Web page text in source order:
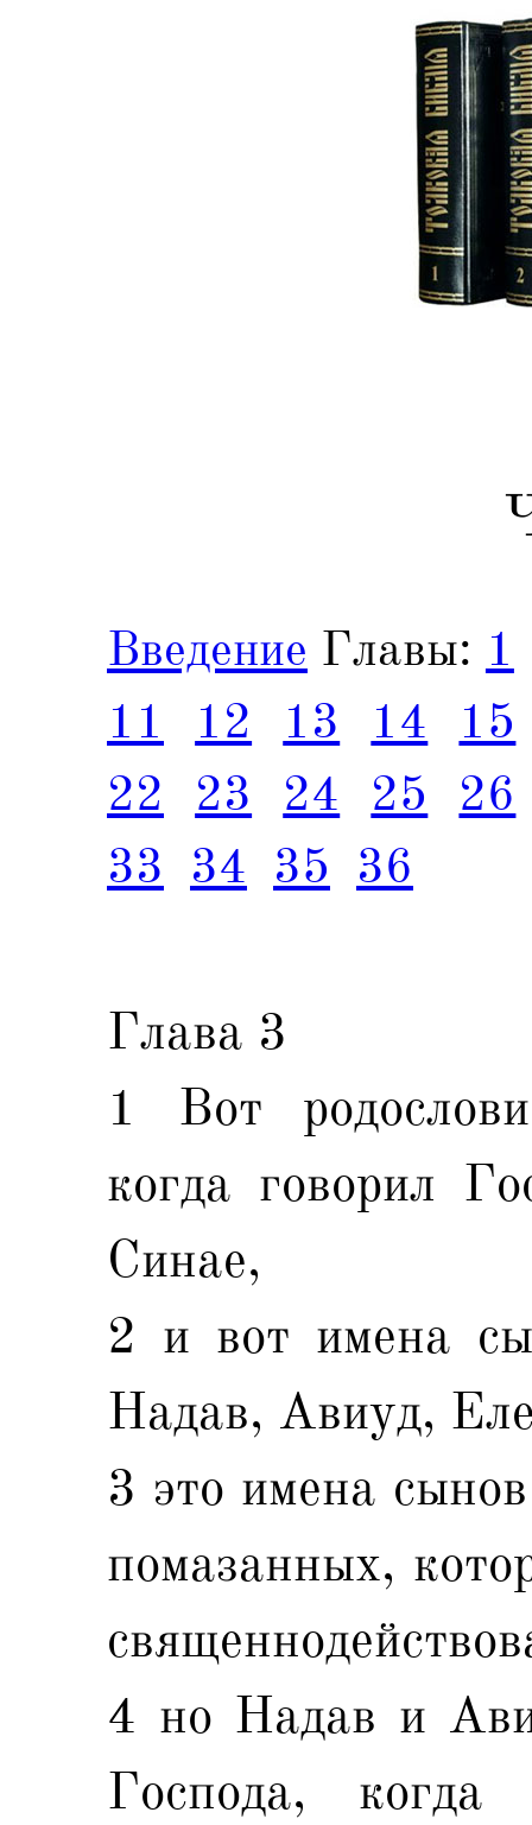
Введение Главы: 1
11
12 13 14
15
22
23 24 25
26
33 34 35 36
Глава 3
1 Вот
когда говорил
Синае,
2 и вот имена
Надав, Авиуд,
3 это имена
помазанных,
4 но Надав и
Господа,